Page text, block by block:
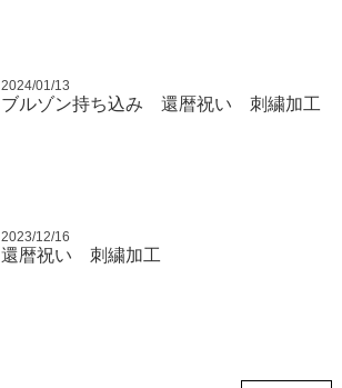
2024/01/13
ブルゾン持ち込み 還暦祝い 刺繍加工
2023/12/16
還暦祝い 刺繍加工